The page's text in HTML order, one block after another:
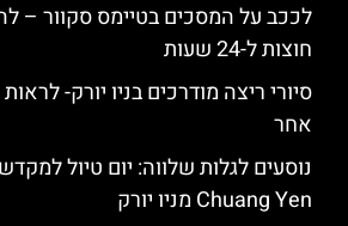
לככב על המסכים בטיימס סקוור –
חוצות ל-24 שעות
סיורי ריצה מודרכים בניו יורק-
אחר
נוסעים לגלות שלווה: יום טיול
Chuang Yen מניו יורק